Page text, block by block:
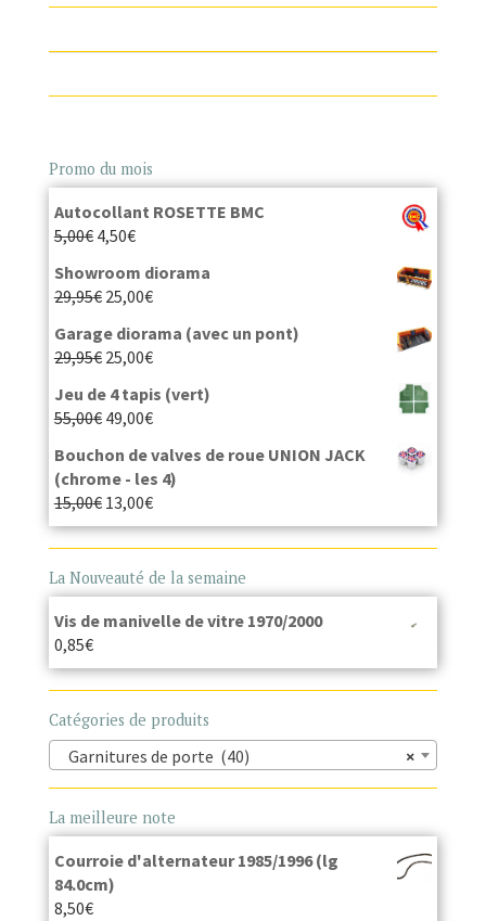
Promo du mois
Autocollant ROSETTE BMC
5,00€ 4,50€
Showroom diorama
29,95€ 25,00€
Garage diorama (avec un pont)
29,95€ 25,00€
Jeu de 4 tapis (vert)
55,00€ 49,00€
Bouchon de valves de roue UNION JACK
(chrome - les 4)
15,00€ 13,00€
La Nouveauté de la semaine
Vis de manivelle de vitre 1970/2000
0,85€
Catégories de produits
×
Garnitures de porte (40)
La meilleure note
Courroie d'alternateur 1985/1996 (lg
84.0cm)
8,50€